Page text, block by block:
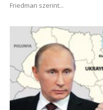
Friedman szerint...